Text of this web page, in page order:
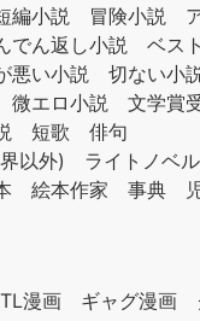
編小説 冒険小説
でん返し小説
ベス
悪い小説
切ない小
微エロ小説
文学賞
短歌
俳句
以外)
ライトノベ
絵本作家 事典
TL漫画 ギャグ漫画